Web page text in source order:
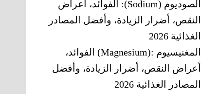
الصوديوم (Sodium): الفوائد، أعراض
النقص، أضرار الزيادة، وأفضل المصادر
الغذائية 2026
المغنيسيوم‎ (Magnesium): ‎الفوائد،
أعراض النقص، أضرار الزيادة، وأفضل
المصادر الغذائية 2026